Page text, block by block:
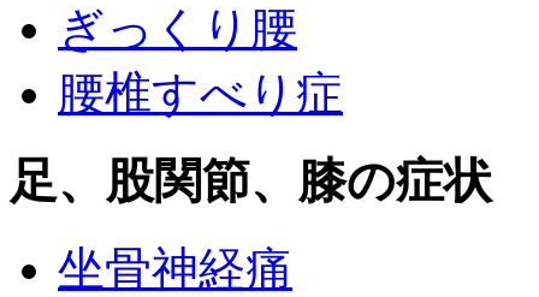
ぎっくり腰
腰椎すべり症
足、股関節、膝の症状
坐骨神経痛